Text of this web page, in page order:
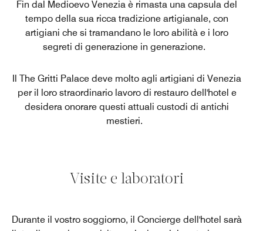
Fin dal Medioevo Venezia è rimasta una capsula del
tempo della sua ricca tradizione artigianale, con
artigiani che si tramandano le loro abilità e i loro
segreti di generazione in generazione.
Il The Gritti Palace deve molto agli artigiani di Venezia
per il loro straordinario lavoro di restauro dell'hotel e
desidera onorare questi attuali custodi di antichi
mestieri.
Visite e laboratori
Durante il vostro soggiorno, il Concierge dell'hotel sarà